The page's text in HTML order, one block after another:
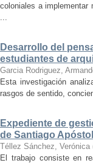
coloniales a
...
Desarrollo del
estudiantes de
Garcia Rodriguez,
Esta investigación
rasgos de sentido,
Expediente de
de Santiago
Téllez Sánchez, Verónica
El trabajo consiste en